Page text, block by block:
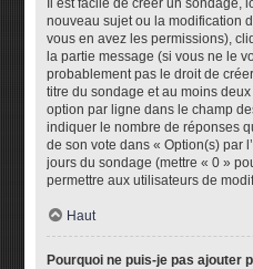
Il est facile de créer un sondage,
nouveau sujet ou la modification
vous en avez les permissions),
la partie message (si vous ne le
probablement pas le droit de
titre du sondage et au moins
option par ligne dans le champ
indiquer le nombre de réponses
de son vote dans « Option(s) par
jours du sondage (mettre « 0 »
permettre aux utilisateurs de
Haut
Pourquoi ne puis-je pas ajouter